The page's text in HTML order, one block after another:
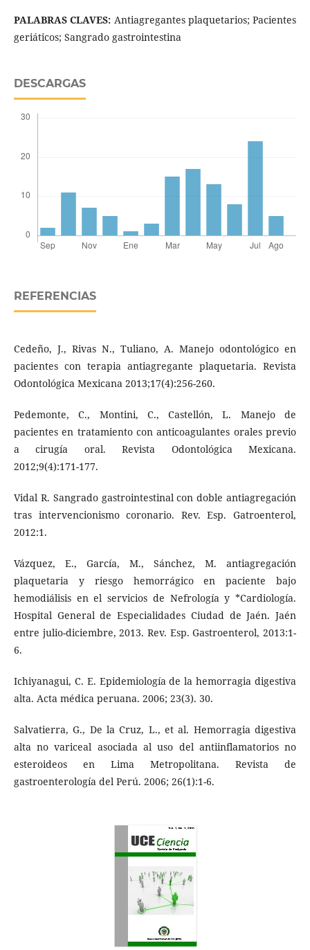
PALABRAS CLAVES: Antiagregantes plaquetarios; Pacientes
geriáticos; Sangrado gastrointestina
DESCARGAS
REFERENCIAS
Cedeño, J., Rivas N., Tuliano, A. Manejo odontológico en
pacientes con terapia antiagregante plaquetaria. Revista
Odontológica Mexicana 2013;17(4):256-260.
Pedemonte, C., Montini, C., Castellón, L. Manejo de
pacientes en tratamiento con anticoagulantes orales previo
a cirugía oral. Revista Odontológica Mexicana.
2012;9(4):171-177.
Vidal R. Sangrado gastrointestinal con doble antiagregación
tras intervencionismo coronario. Rev. Esp. Gatroenterol,
2012:1.
Vázquez, E., García, M., Sánchez, M. antiagregación
plaquetaria y riesgo hemorrágico en paciente bajo
hemodiálisis en el servicios de Nefrología y *Cardiología.
Hospital General de Especialidades Ciudad de Jaén. Jaén
entre julio-diciembre, 2013. Rev. Esp. Gastroenterol, 2013:1-
6.
Ichiyanagui, C. E. Epidemiología de la hemorragia digestiva
alta. Acta médica peruana. 2006; 23(3). 30.
Salvatierra, G., De la Cruz, L., et al. Hemorragia digestiva
alta no variceal asociada al uso del antiinflamatorios no
esteroideos en Lima Metropolitana. Revista de
gastroenterología del Perú. 2006; 26(1):1-6.